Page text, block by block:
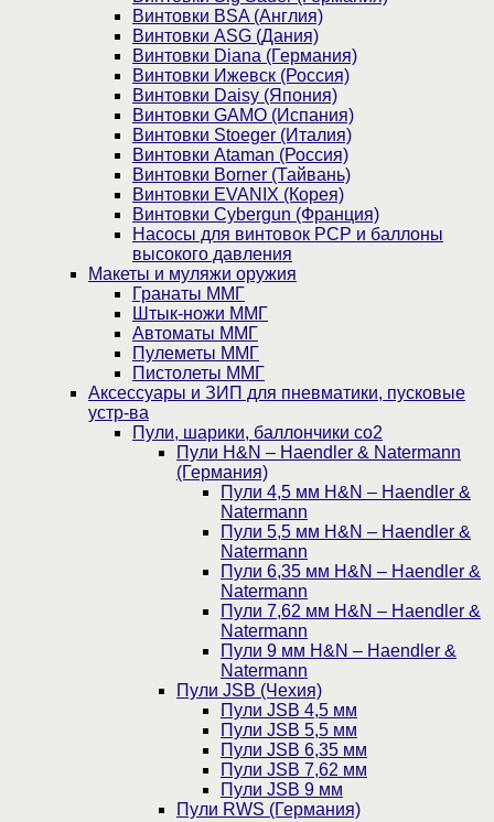
Винтовки BSA (Англия)
Винтовки ASG (Дания)
Винтовки Diana (Германия)
Винтовки Ижевск (Россия)
Винтовки Daisy (Япония)
Винтовки GAMO (Испания)
Винтовки Stoeger (Италия)
Винтовки Ataman (Россия)
Винтовки Borner (Тайвань)
Винтовки EVANIX (Корея)
Винтовки Cybergun (Франция)
Насосы для винтовок PCP и баллоны
высокого давления
Макеты и муляжи оружия
Гранаты ММГ
Штык-ножи ММГ
Автоматы ММГ
Пулеметы ММГ
Пистолеты ММГ
Аксессуары и ЗИП для пневматики, пусковые
устр-ва
Пули, шарики, баллончики со2
Пули H&N – Haendler & Natermann
(Германия)
Пули 4,5 мм H&N – Haendler &
Natermann
Пули 5,5 мм H&N – Haendler &
Natermann
Пули 6,35 мм H&N – Haendler &
Natermann
Пули 7,62 мм H&N – Haendler &
Natermann
Пули 9 мм H&N – Haendler &
Natermann
Пули JSB (Чехия)
Пули JSB 4,5 мм
Пули JSB 5,5 мм
Пули JSB 6,35 мм
Пули JSB 7,62 мм
Пули JSB 9 мм
Пули RWS (Германия)